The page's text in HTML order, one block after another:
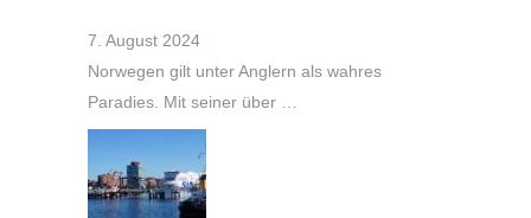
7. August 2024
Norwegen gilt unter Anglern als wahres
Paradies. Mit seiner über …